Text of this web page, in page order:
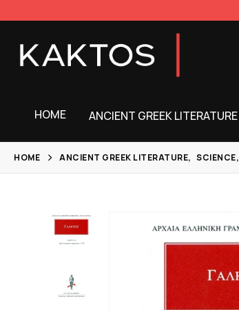
HOME ANCIENT GREEK LITERATURE
HOME ANCIENT GREEK LITERATURE, SCIENCE,